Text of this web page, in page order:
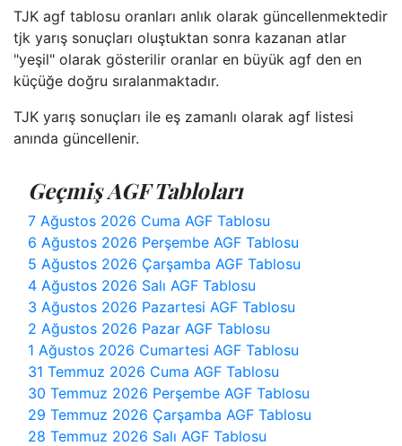
TJK agf tablosu oranları anlık olarak güncellenmektedir
tjk yarış sonuçları oluştuktan sonra kazanan atlar
"yeşil" olarak gösterilir oranlar en büyük agf den en
küçüğe doğru sıralanmaktadır.
TJK yarış sonuçları ile eş zamanlı olarak agf listesi
anında güncellenir.
Geçmiş AGF Tabloları
7 Ağustos 2026 Cuma AGF Tablosu
6 Ağustos 2026 Perşembe AGF Tablosu
5 Ağustos 2026 Çarşamba AGF Tablosu
4 Ağustos 2026 Salı AGF Tablosu
3 Ağustos 2026 Pazartesi AGF Tablosu
2 Ağustos 2026 Pazar AGF Tablosu
1 Ağustos 2026 Cumartesi AGF Tablosu
31 Temmuz 2026 Cuma AGF Tablosu
30 Temmuz 2026 Perşembe AGF Tablosu
29 Temmuz 2026 Çarşamba AGF Tablosu
28 Temmuz 2026 Salı AGF Tablosu